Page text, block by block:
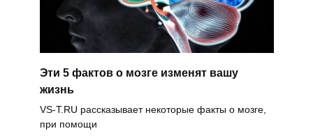
Эти 5 фактов о мозге изменят вашу
жизнь
VS-T.RU рассказывает некоторые факты о мозге,
при помощи